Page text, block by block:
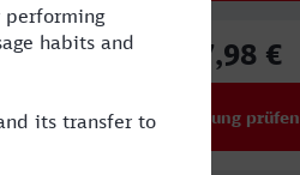
17,98 €
Verbindung prüfen